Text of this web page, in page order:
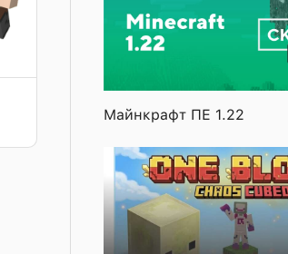
Майнкрафт ПЕ 1.22